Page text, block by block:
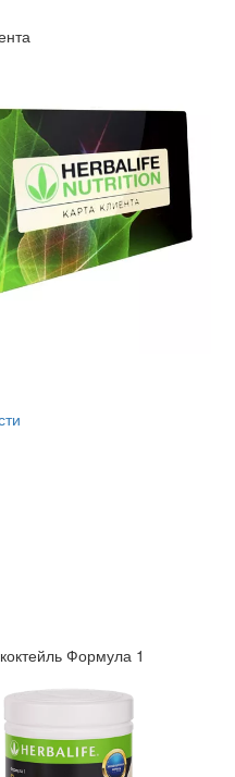
Формула 1